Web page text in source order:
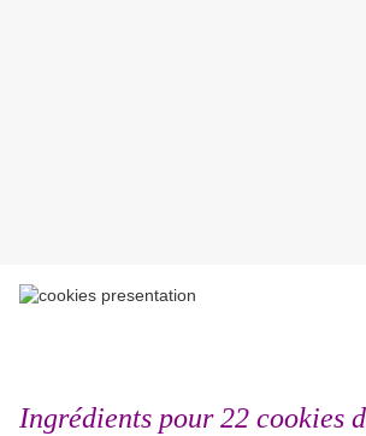
Ingrédients pour 22 cookies